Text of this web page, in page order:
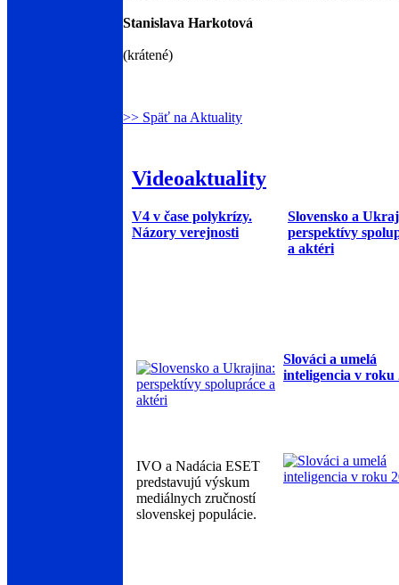
Stanislava Harkotová
(krátené)
>> Späť na Aktuality
Videoaktuality
V4 v čase polykrízy.
Názory verejnosti
Slovensko a
perspektívy
a aktéri
Slováci a umelá
inteligencia v roku
IVO a Nadácia ESET
predstavujú výskum
mediálnych zručností
slovenskej populácie.